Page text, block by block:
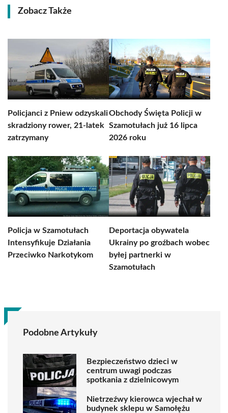
Zobacz Także
Policjanci z Pniew odzyskali
skradziony rower, 21-latek
zatrzymany
Obchody Święta Policji w
Szamotułach już 16 lipca
2026 roku
Policja w Szamotułach
Intensyfikuje Działania
Przeciwko Narkotykom
Deportacja obywatela
Ukrainy po groźbach wobec
byłej partnerki w
Szamotułach
Podobne Artykuły
Bezpieczeństwo dzieci w
centrum uwagi podczas
spotkania z dzielnicowym
Nietrzeźwy kierowca wjechał w
budynek sklepu w Samołężu